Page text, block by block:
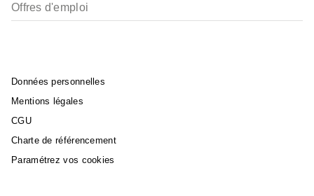
Offres d'emploi
Données personnelles
Mentions légales
CGU
Charte de référencement
Paramétrez vos cookies